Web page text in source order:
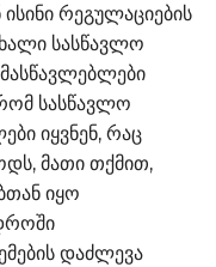
რეგულაციების
სასწავლო
რომ სასწავლო
იყვნენ, რაც
მათი თქმით,
იყო
დაძლევა